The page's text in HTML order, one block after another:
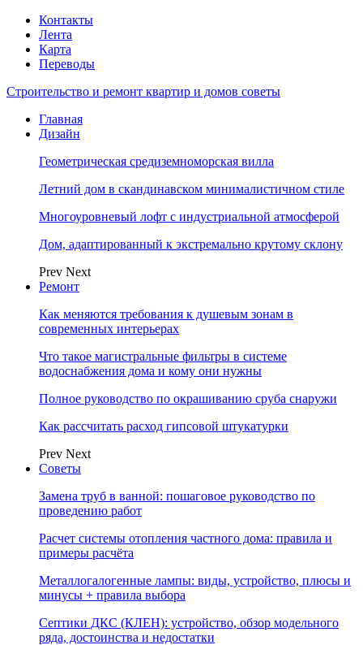
Контакты
Лента
Карта
Переводы
Строительство и ремонт квартир и домов советы
Главная
Дизайн
Геометрическая средиземноморская вилла
Летний дом в скандинавском минималистичном стиле
Многоуровневый лофт с индустриальной атмосферой
Дом, адаптированный к экстремально крутому склону
Prev Next
Ремонт
Как меняются требования к душевым зонам в
современных интерьерах
Что такое магистральные фильтры в системе
водоснабжения дома и кому они нужны
Полное руководство по окрашиванию сруба снаружи
Как рассчитать расход гипсовой штукатурки
Prev Next
Советы
Замена труб в ванной: пошаговое руководство по
проведению работ
Расчет системы отопления частного дома: правила и
примеры расчёта
Металлогалогенные лампы: виды, устройство, плюсы и
минусы + правила выбора
Септики ДКС (КЛЕН): устройство, обзор модельного
ряда, достоинства и недостатки